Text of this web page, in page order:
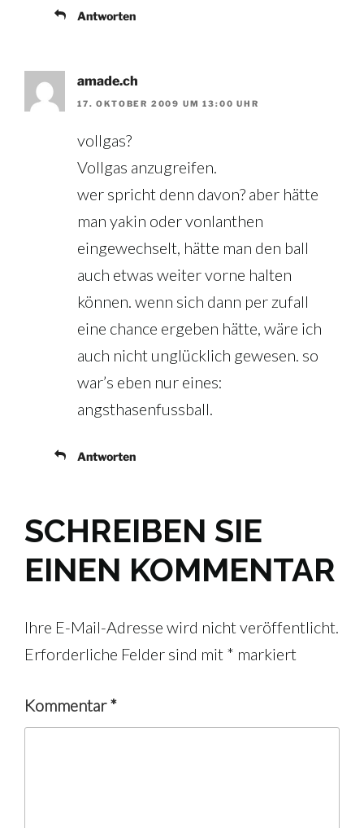
Antworten
amade.ch
17. OKTOBER 2009 UM 13:00 UHR
vollgas?
Vollgas anzugreifen.
wer spricht denn davon? aber hätte
man yakin oder vonlanthen
eingewechselt, hätte man den ball
auch etwas weiter vorne halten
können. wenn sich dann per zufall
eine chance ergeben hätte, wäre ich
auch nicht unglücklich gewesen. so
war’s eben nur eines:
angsthasenfussball.
Antworten
SCHREIBEN SIE
EINEN KOMMENTAR
Ihre E-Mail-Adresse wird nicht veröffentlicht.
Erforderliche Felder sind mit * markiert
Kommentar*